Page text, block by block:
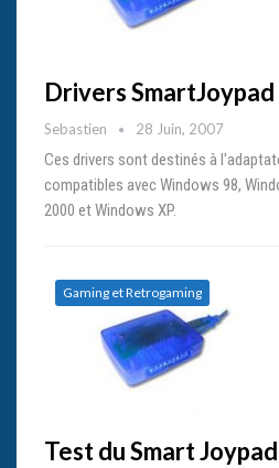
Drivers SmartJoypad
Sebastien 28 Juin, 2007
Ces drivers sont destinés à
compatibles avec Windows 98,
2000 et Windows XP.
Gaming et Retrogaming
Test du Smart